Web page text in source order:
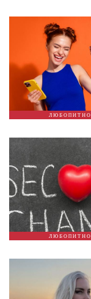
ЛЮБОПИТНО
ЛЮБОПИТНО